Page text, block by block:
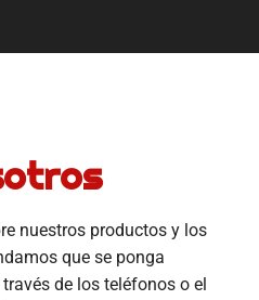
nuestros productos y los
que se ponga
de los teléfonos o el